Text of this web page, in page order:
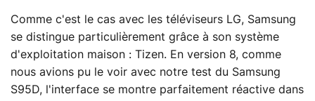
Comme c'est le cas avec les téléviseurs LG, Samsung
se distingue particulièrement grâce à son système
d'exploitation maison : Tizen. En version 8, comme
nous avions pu le voir avec notre test du Samsung
S95D, l'interface se montre parfaitement réactive dans